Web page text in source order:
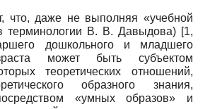
что, даже не выполняя «учебной
терминологии В. В. Давыдова) [1,
дошкольного и младшего
может быть субъектом
теоретических отношений,
образного знания,
«умных образов» и